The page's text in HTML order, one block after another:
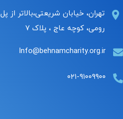
تهران، خیابان شریعتی،بالاتر از پل
رومی، کوچه عاج ، پلاک ۷
Info@behnamcharity.org.ir
۰۲۱-۹۱۰۰۹۹۰۰